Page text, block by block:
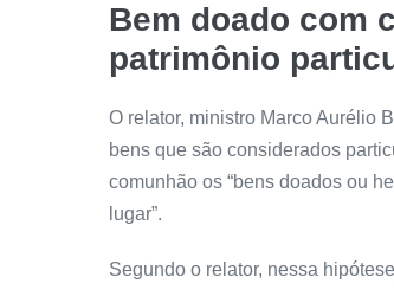
Bem doado com
patrimônio
O relator, ministro Marco Aurélio
bens que são considerados
comunhão os “bens doados ou
lugar”.
Segundo o relator, nessa